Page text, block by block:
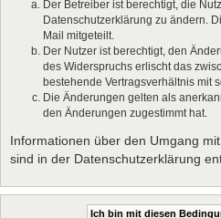
Der Betreiber ist berechtigt, die
Datenschutzerklärung zu ändern.
Mail mitgeteilt.
Der Nutzer ist berechtigt, den
des Widerspruchs erlischt das
bestehende Vertragsverhältnis mit
Die Änderungen gelten als
den Änderungen zugestimmt hat.
Informationen über den Umgang
sind in der Datenschutzerklärung